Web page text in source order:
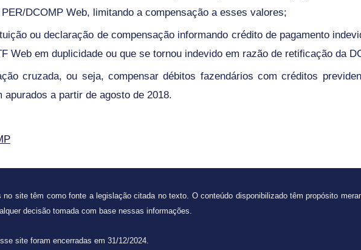
DCOMP Web, limitando a compensação a esses valores;
ou declaração de compensação informando crédito de pagamento
Web em duplicidade ou que se tornou indevido em razão de retificação da
cruzada, ou seja, compensar débitos fazendários com créditos
apurados a partir de agosto de 2018.
no site têm como fonte a legislação citada no texto. O conteúdo disponibilizado têm propósito
decisão tomada com base nessas informações.
site foram encerradas em 31/12/2024.